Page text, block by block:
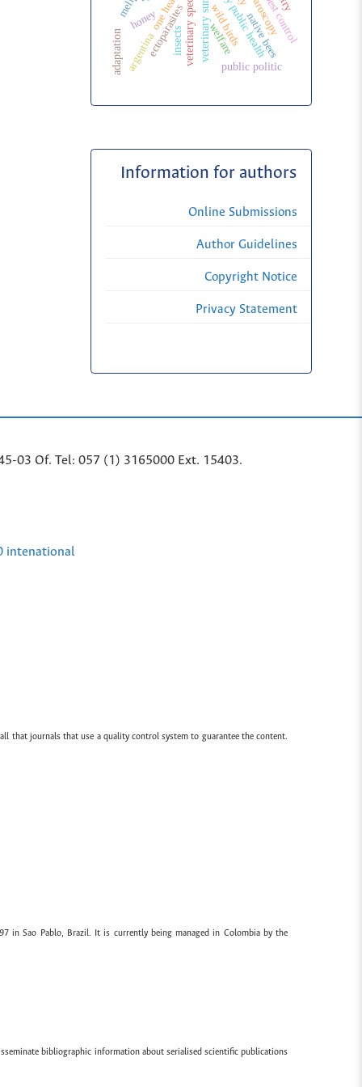
native bees
public politic
veterinary surgerywild birds
ectoparasites
honey
welfare pest control
insects
argentina
adaptation
Information for authors
Online Submissions
Author Guidelines
Copyright Notice
Privacy Statement
03 Of. Tel: 057 (1) 3165000 Ext. 15403.
intenational
that journals that use a quality control system to guarantee the content.
in Sao Pablo, Brazil. It is currently being managed in Colombia by the
bibliographic information about serialised scientific publications